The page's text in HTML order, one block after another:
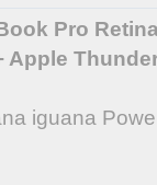
Pro
Apple
iguana